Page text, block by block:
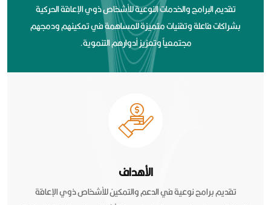
تقديم البرامج والخدمات النوعية للأشخاص ذوي الإعاقة الحركية
بشراكات فاعلة وتقنيات متميزة للمساهمة في تمكينهم ودمجهم
مجتمعياً وتعزيز أدوارهم التنموية.
الأهداف
تقديم برامج نوعية في الدعم والتمكين للأشخاص ذوي الإعاقة